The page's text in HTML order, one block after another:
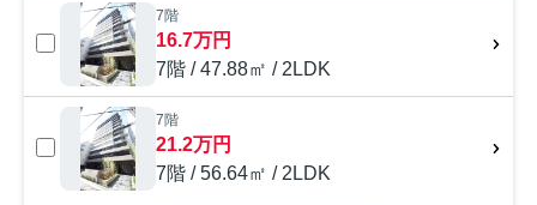
7階
16.7万円
7階 / 47.88㎡ / 2LDK
7階
21.2万円
7階 / 56.64㎡ / 2LDK